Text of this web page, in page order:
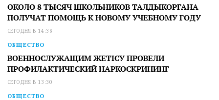
ОКОЛО 8 ТЫСЯЧ ШКОЛЬНИКОВ ТАЛДЫКОРГАНА
ПОЛУЧАТ ПОМОЩЬ К НОВОМУ УЧЕБНОМУ ГОДУ
СЕГОДНЯ В 14:36
ОБЩЕСТВО
ВОЕННОСЛУЖАЩИМ ЖЕТІСУ ПРОВЕЛИ
ПРОФИЛАКТИЧЕСКИЙ НАРКОСКРИНИНГ
СЕГОДНЯ В 13:30
ОБЩЕСТВО